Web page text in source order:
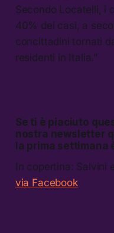
Secondo Locatelli, i
40% dei casi, a
concittadini tornati
residenti in Italia.”
Se ti è piaciuto
nostra newsletter
la prima settimana
In copertina: Salvini
via Facebook